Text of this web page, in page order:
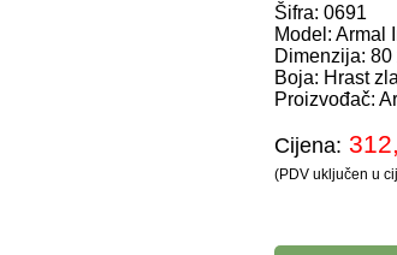
Šifra: 0691
Model: Armal
Dimenzija: 80
Boja: Hrast
Proizvođač:
Cijena:
(PDV uključen u
Dodaj u
1.45€
1.16€